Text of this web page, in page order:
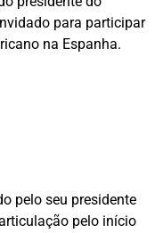
para participar
na Espanha.
pelo seu presidente
pelo início